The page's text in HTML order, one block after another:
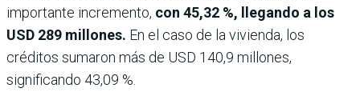
importante incremento, con 45,32 %, llegando a los
USD 289 millones. En el caso de la vivienda, los
créditos sumaron más de USD 140,9 millones,
significando 43,09 %.